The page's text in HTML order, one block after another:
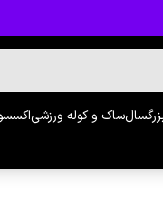
ساک و کوله ورزشی